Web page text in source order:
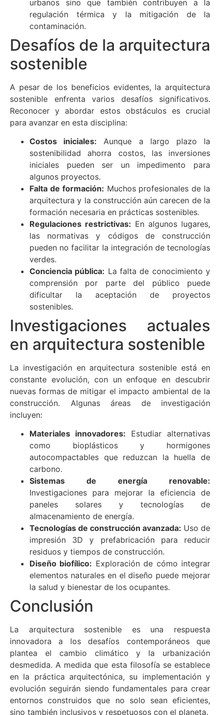
urbanos sino que también contribuyen a la
regulación térmica y la mitigación de la
contaminación.
Desafíos de la arquitectura
sostenible
A pesar de los beneficios evidentes, la arquitectura
sostenible enfrenta varios desafíos significativos.
Reconocer y abordar estos obstáculos es crucial
para avanzar en esta disciplina:
Costos iniciales: Aunque a largo plazo la
sostenibilidad ahorra costos, las inversiones
iniciales pueden ser un impedimento para
algunos proyectos.
Falta de formación: Muchos profesionales de la
arquitectura y la construcción aún carecen de la
formación necesaria en prácticas sostenibles.
Regulaciones restrictivas: En algunos lugares,
las normativas y códigos de construcción
pueden no facilitar la integración de tecnologías
verdes.
Conciencia pública: La falta de conocimiento y
comprensión por parte del público puede
dificultar la aceptación de proyectos
sostenibles.
Investigaciones actuales
en arquitectura sostenible
La investigación en arquitectura sostenible está en
constante evolución, con un enfoque en descubrir
nuevas formas de mitigar el impacto ambiental de la
construcción. Algunas áreas de investigación
incluyen:
Materiales innovadores: Estudiar alternativas
como bioplásticos y hormigones
autocompactables que reduzcan la huella de
carbono.
Sistemas de energía renovable:
Investigaciones para mejorar la eficiencia de
paneles solares y tecnologías de
almacenamiento de energía.
Tecnologías de construcción avanzada: Uso de
impresión 3D y prefabricación para reducir
residuos y tiempos de construcción.
Diseño biofílico: Exploración de cómo integrar
elementos naturales en el diseño puede mejorar
la salud y bienestar de los ocupantes.
Conclusión
La arquitectura sostenible es una respuesta
innovadora a los desafíos contemporáneos que
plantea el cambio climático y la urbanización
desmedida. A medida que esta filosofía se establece
en la práctica arquitectónica, su implementación y
evolución seguirán siendo fundamentales para crear
entornos construidos que no solo sean eficientes,
sino también inclusivos y respetuosos con el planeta.